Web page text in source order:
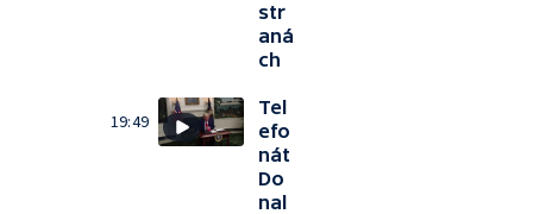
str
aná
ch
19:49
Tel
efo
nát
Do
nal